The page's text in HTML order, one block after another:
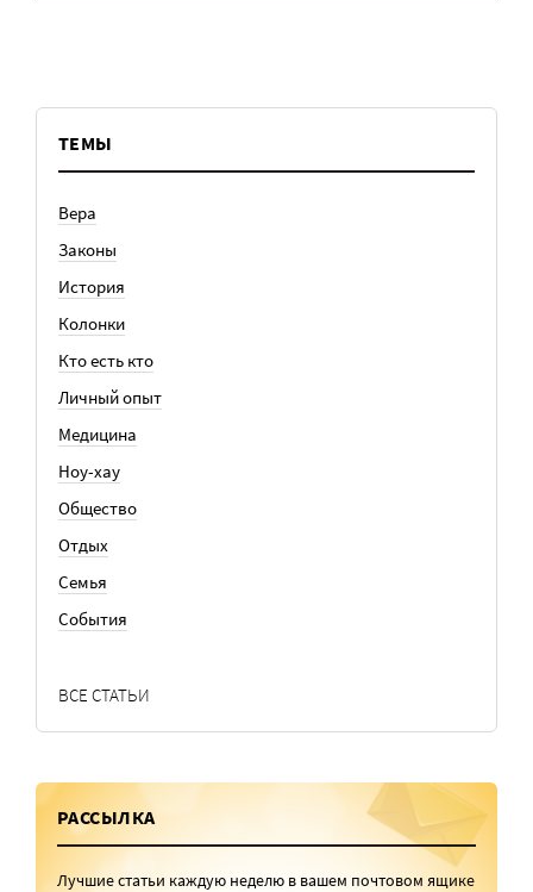
ТЕМЫ
Вера
Законы
История
Колонки
Кто есть кто
Личный опыт
Медицина
Ноу-хау
Общество
Отдых
Семья
События
ВСЕ СТАТЬИ
РАССЫЛКА
Лучшие статьи каждую неделю в вашем почтовом ящике